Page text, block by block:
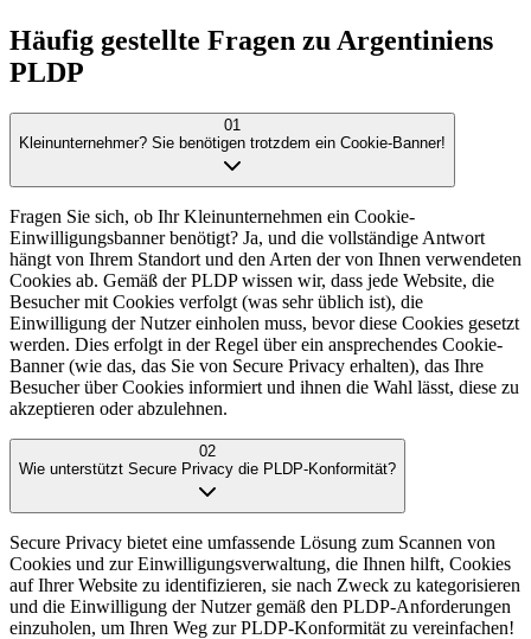
Häufig gestellte Fragen zu Argentiniens
PLDP
01
Kleinunternehmer? Sie benötigen trotzdem ein Cookie-Banner!
Fragen Sie sich, ob Ihr Kleinunternehmen ein Cookie-
Einwilligungsbanner benötigt? Ja, und die vollständige Antwort
hängt von Ihrem Standort und den Arten der von Ihnen verwendeten
Cookies ab. Gemäß der PLDP wissen wir, dass jede Website, die
Besucher mit Cookies verfolgt (was sehr üblich ist), die
Einwilligung der Nutzer einholen muss, bevor diese Cookies gesetzt
werden. Dies erfolgt in der Regel über ein ansprechendes Cookie-
Banner (wie das, das Sie von Secure Privacy erhalten), das Ihre
Besucher über Cookies informiert und ihnen die Wahl lässt, diese zu
akzeptieren oder abzulehnen.
02
Wie unterstützt Secure Privacy die PLDP-Konformität?
Secure Privacy bietet eine umfassende Lösung zum Scannen von
Cookies und zur Einwilligungsverwaltung, die Ihnen hilft, Cookies
auf Ihrer Website zu identifizieren, sie nach Zweck zu kategorisieren
und die Einwilligung der Nutzer gemäß den PLDP-Anforderungen
einzuholen, um Ihren Weg zur PLDP-Konformität zu vereinfachen!